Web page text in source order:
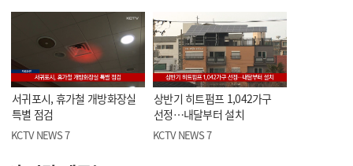
서귀포시, 휴가철 개방화장실
특별 점검
KCTV NEWS 7
상반기 히트펌프 1,042가구
선정…내달부터 설치
KCTV NEWS 7